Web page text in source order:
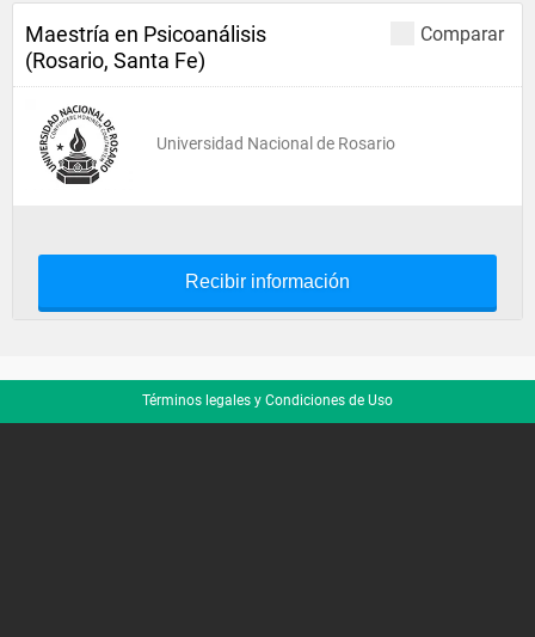
Comparar
Maestría en Psicoanálisis
(Rosario, Santa Fe)
Universidad Nacional de Rosario
Recibir información
Términos legales y Condiciones de Uso